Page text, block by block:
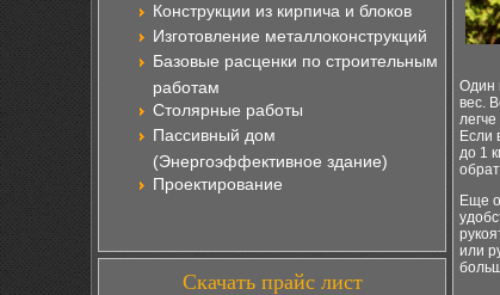
Конструкции из кирпича и блоков
Изготовление металлоконструкций
Базовые расценки по строительным
работам
Столярные работы
Пассивный дом
(Энергоэффективное здание)
Проектирование
Скачать прайс лист
Один
вес.
Если
до 1
Еще
или